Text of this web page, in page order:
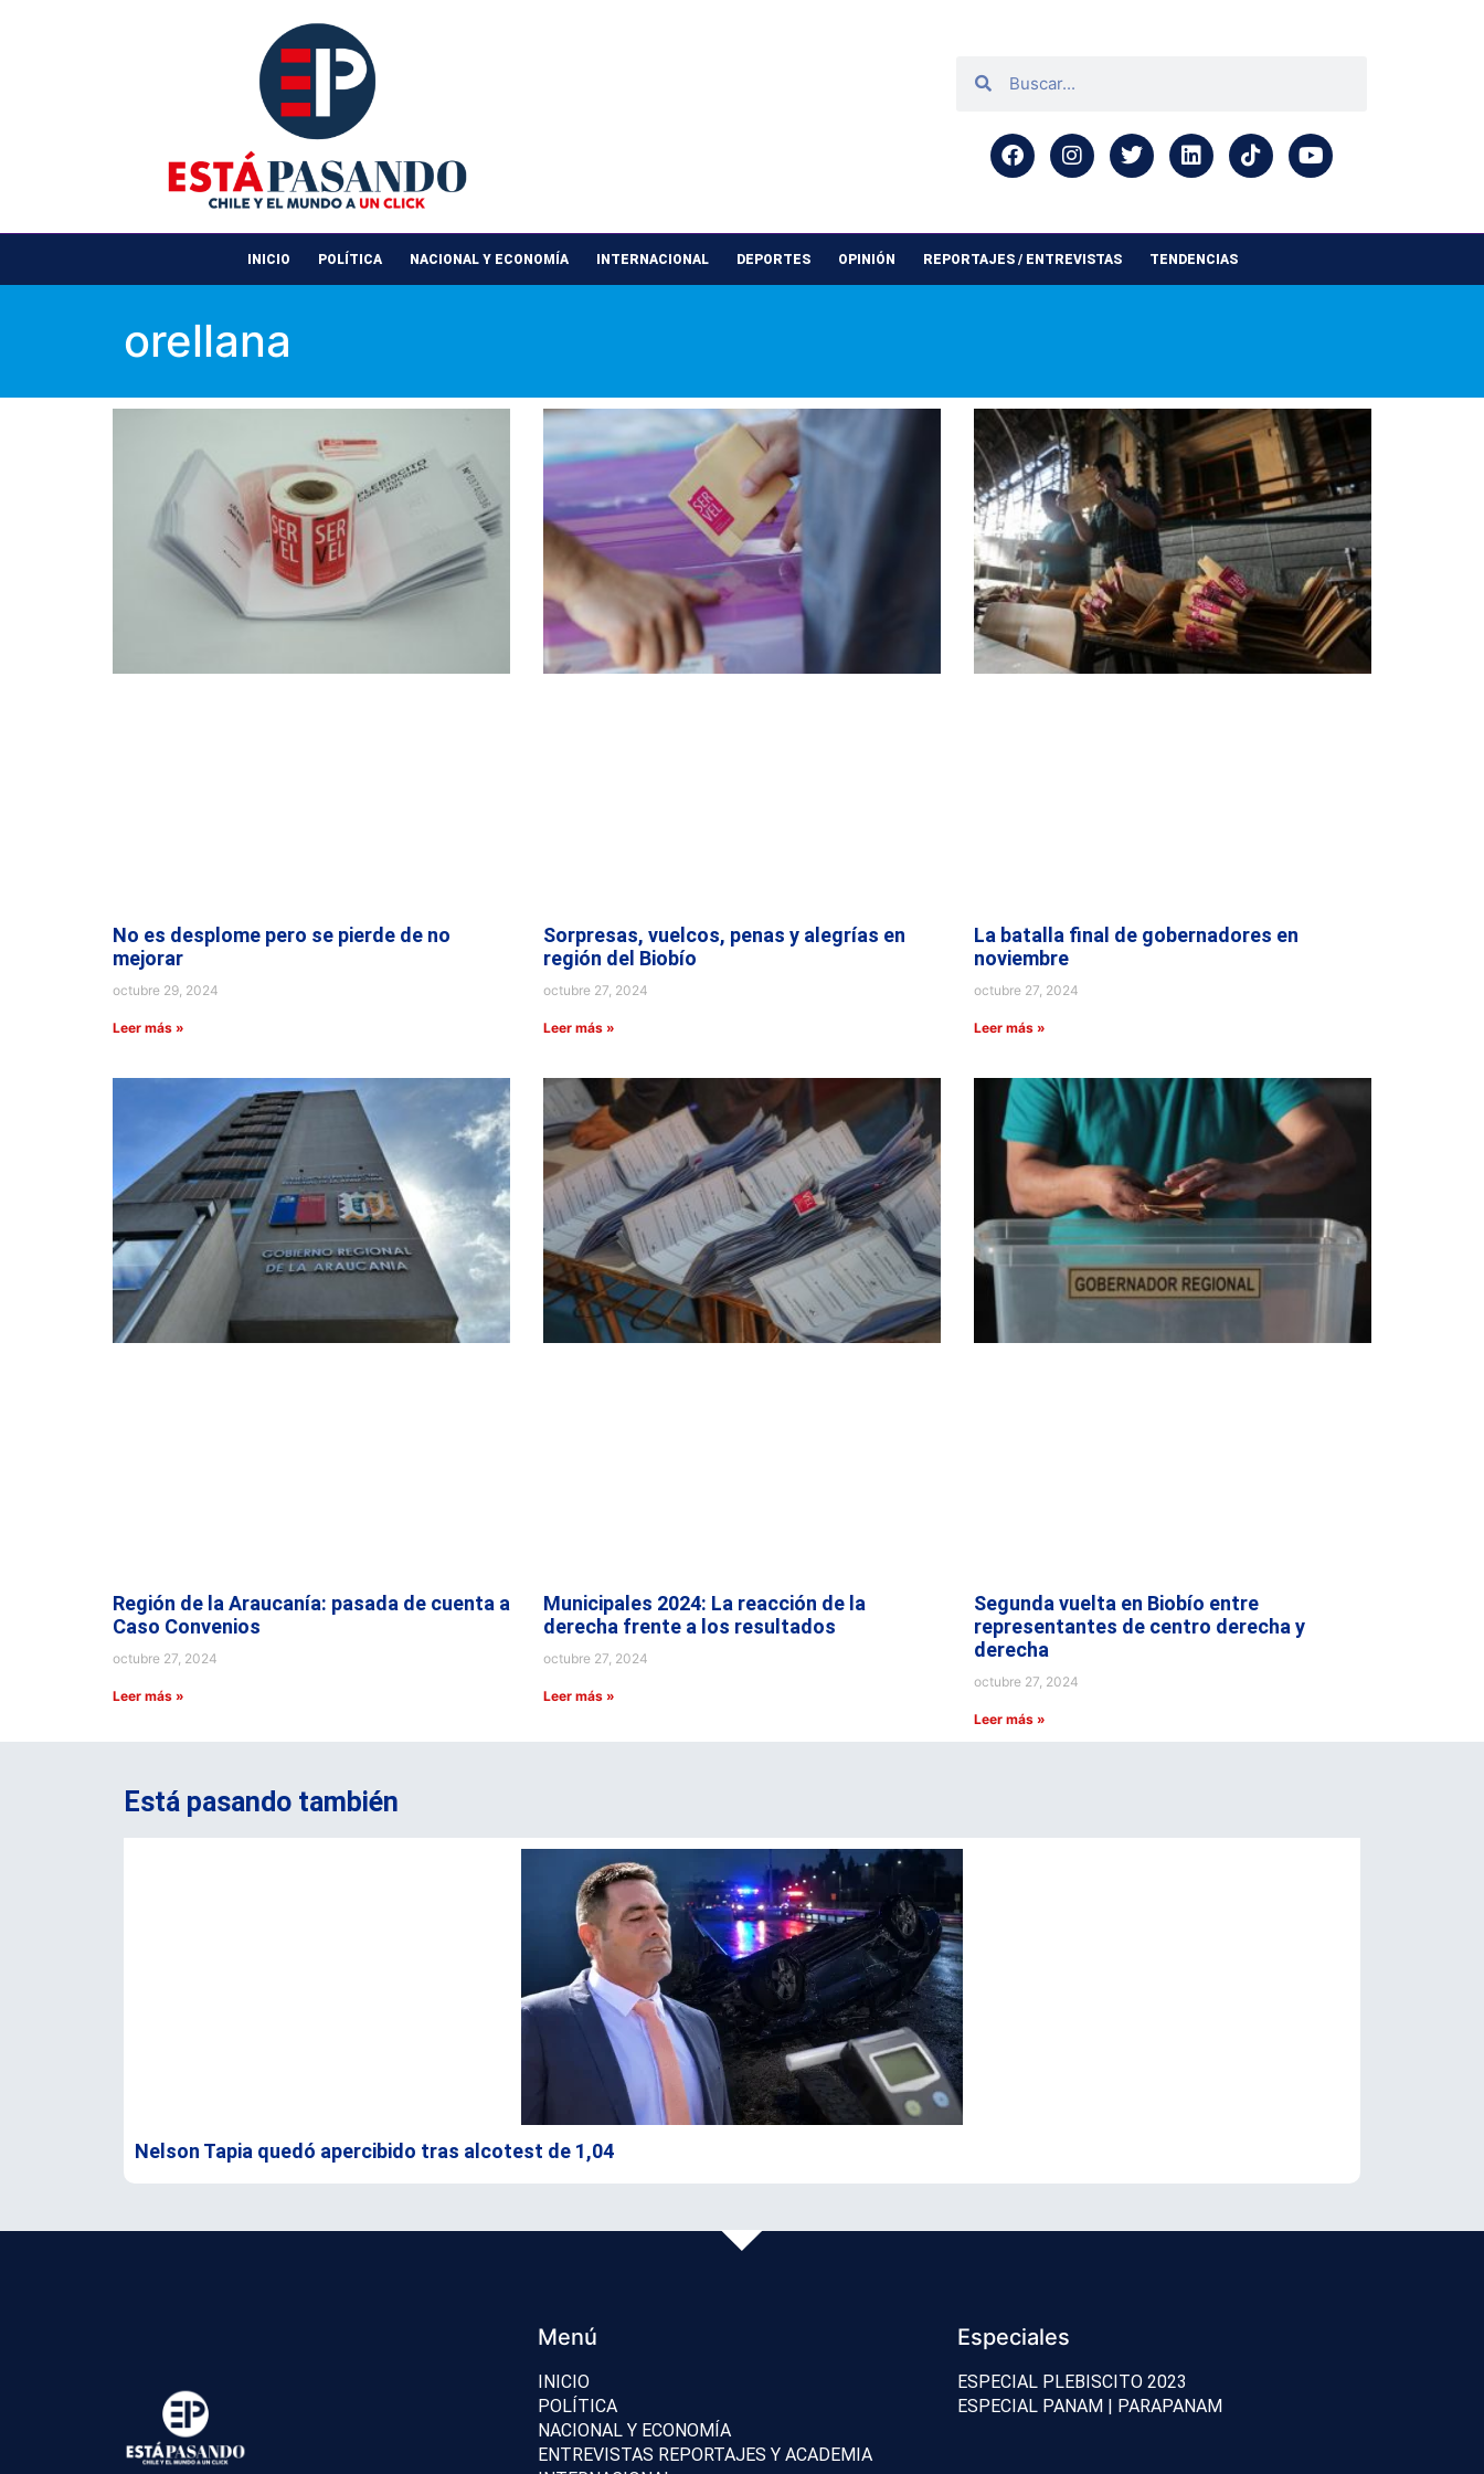
INICIO POLÍTICA NACIONAL Y ECONOMÍA INTERNACIONAL DEPORTES OPINIÓN REPORTAJES / ENTREVISTAS TENDENCIAS
orellana
No es desplome pero se pierde de no
mejorar
octubre 29, 2024
Leer más »
Sorpresas, vuelcos, penas y alegrías en
región del Biobío
octubre 27, 2024
Leer más »
La batalla final de gobernadores en
noviembre
octubre 27, 2024
Leer más »
Región de la Araucanía: pasada de cuenta a
Caso Convenios
octubre 27, 2024
Leer más »
Municipales 2024: La reacción de la
derecha frente a los resultados
octubre 27, 2024
Leer más »
Segunda vuelta en Biobío entre
representantes de centro derecha y
derecha
octubre 27, 2024
Leer más »
Está pasando también
Nelson Tapia quedó apercibido tras alcotest de 1,04
Menú
INICIO
POLÍTICA
NACIONAL Y ECONOMÍA
ENTREVISTAS REPORTAJES Y ACADEMIA
Especiales
ESPECIAL PLEBISCITO 2023
ESPECIAL PANAM | PARAPANAM